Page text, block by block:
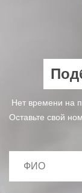
Нет времени на
Оставьте свой